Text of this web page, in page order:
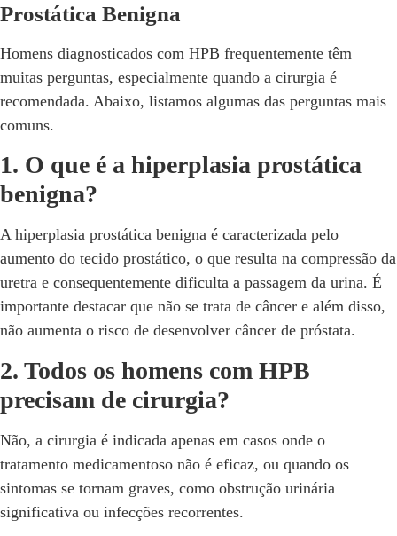
Prostática Benigna
Homens diagnosticados com HPB frequentemente têm
muitas perguntas, especialmente quando a cirurgia é
recomendada. Abaixo, listamos algumas das perguntas mais
comuns.
1. O que é a hiperplasia prostática
benigna?
A hiperplasia prostática benigna é caracterizada pelo
aumento do tecido prostático, o que resulta na compressão da
uretra e consequentemente dificulta a passagem da urina. É
importante destacar que não se trata de câncer e além disso,
não aumenta o risco de desenvolver câncer de próstata.
2. Todos os homens com HPB
precisam de cirurgia?
Não, a cirurgia é indicada apenas em casos onde o
tratamento medicamentoso não é eficaz, ou quando os
sintomas se tornam graves, como obstrução urinária
significativa ou infecções recorrentes.